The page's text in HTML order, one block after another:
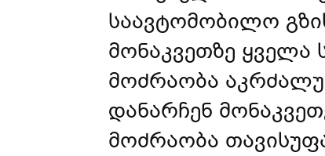
საავტომობილო
მონაკვეთზე ყველა
მოძრაობა
დანარჩენ
მოძრაობა